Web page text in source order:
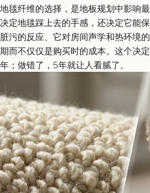
地毯纤维的选择，是地板规划中影响
决定地毯踩上去的手感，还决定它能
脏污的反应、它对房间声学和热环境
期而不仅仅是购买时的成本。这个决
年；做错了，5年就让人看腻了。